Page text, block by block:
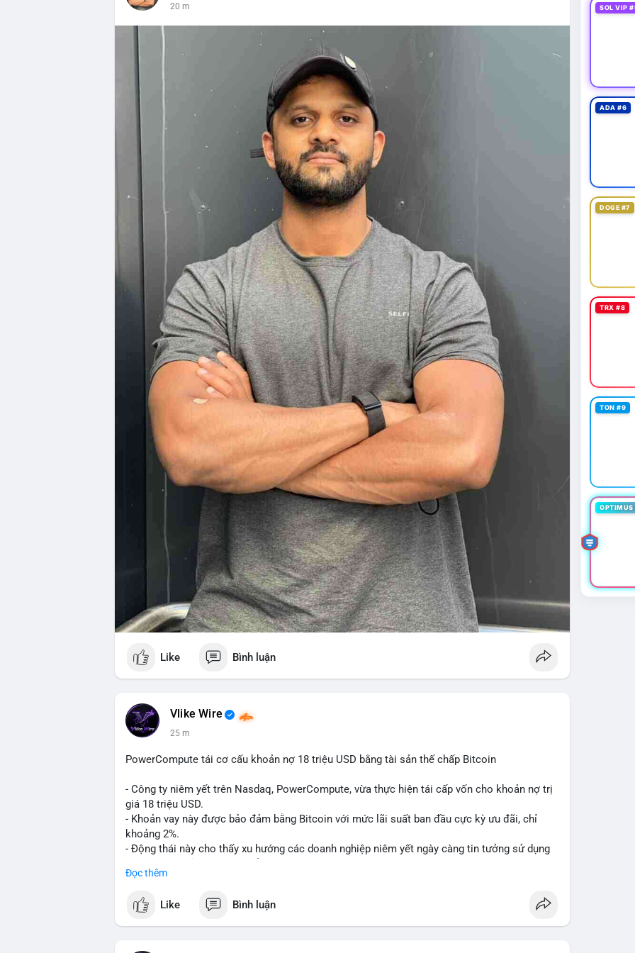
Follow this guide to fully enjoy the benefits of a verified Cash App account.
20 m
Like Bình luận
Vlike Wire
25 m
PowerCompute tái cơ cấu khoản nợ 18 triệu USD bằng tài sản thế chấp Bitcoin
- Công ty niêm yết trên Nasdaq, PowerCompute, vừa thực hiện tái cấp vốn cho khoản nợ trị
giá 18 triệu USD.
- Khoản vay này được bảo đảm bằng Bitcoin với mức lãi suất ban đầu cực kỳ ưu đãi, chỉ
khoảng 2%.
- Động thái này cho thấy xu hướng các doanh nghiệp niêm yết ngày càng tin tưởng sử dụng
$btc
Đọc thêm
Like Bình luận
SOL VIP
ADA #6
DOGE #7
TRX #8
TON #9
OPTIMUS